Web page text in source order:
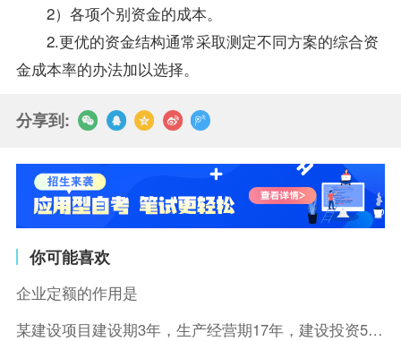
2）各项个别资金的成本。
2.更优的资金结构通常采取测定不同方案的综合资
金成本率的办法加以选择。
分享到:
你可能喜欢
企业定额的作用是
某建设项目建设期3年，生产经营期17年，建设投资5500万元